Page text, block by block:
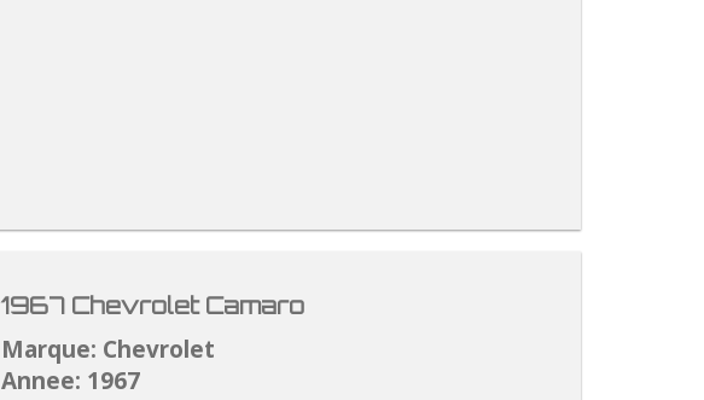
1967 Chevrolet Camaro
Marque: Chevrolet
Annee: 1967